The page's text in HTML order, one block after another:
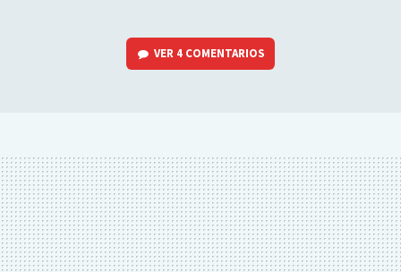
VER 4 COMENTARIOS